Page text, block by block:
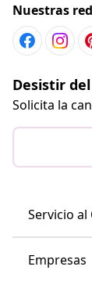
Nuestras
Desistir
Solicita la
Servicio al
Empresas